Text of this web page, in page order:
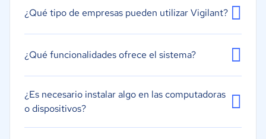
Gestión de control de horas
Seguimiento de ausencias por enfermedad
¿Qué tipo de empresas pueden utilizar Vigilant?
¿Qué funcionalidades ofrece el sistema?
¿Es necesario instalar algo en las computadoras
o dispositivos?